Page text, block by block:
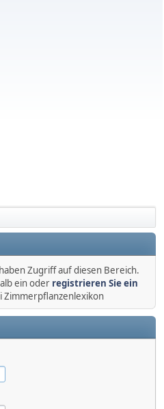
Zugriff auf diesen Bereich.
ein oder registrieren Sie ein
Zimmerpflanzenlexikon